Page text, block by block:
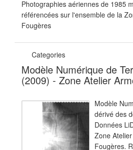
Photographies aériennes de 1985
référencées sur l'ensemble de la
Fougères
Categories
Modèle Numérique de
(2009) - Zone Atelier
Modèle
dérivé des
Données
Zone
Fougères.